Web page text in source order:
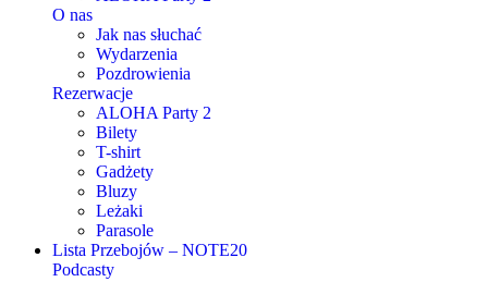
O nas
Jak nas słuchać
Wydarzenia
Pozdrowienia
Rezerwacje
ALOHA Party 2
Bilety
T-shirt
Gadżety
Bluzy
Leżaki
Parasole
Lista Przebojów – NOTE20
Podcasty